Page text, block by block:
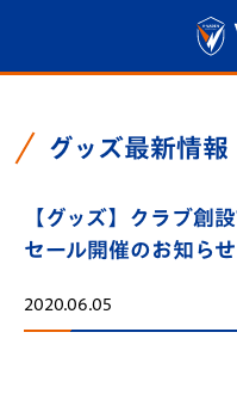
グッズ最新情報
【グッズ】クラブ創
セール開催のお知らせ
2020.06.05